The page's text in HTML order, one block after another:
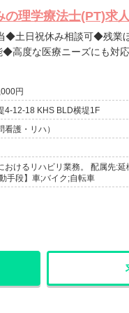
の理学療法士(PT)求
高度な医療ニーズにも対
〜 300,000円
4-12-18 KHS BLD横堤1F
護・リハ）
おけるリハビリ業務。 配属先:
手段】車;バイク;自転車